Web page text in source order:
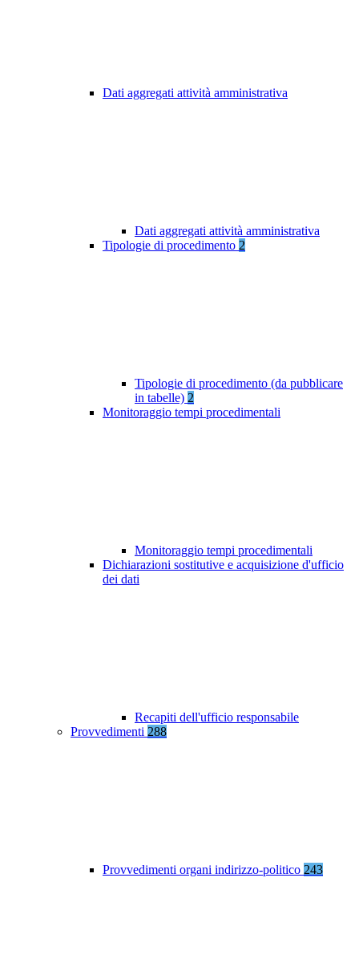
Dati aggregati attività amministrativa
Dati aggregati attività amministrativa
Tipologie di procedimento 2
Tipologie di procedimento (da pubblicare
in tabelle) 2
Monitoraggio tempi procedimentali
Monitoraggio tempi procedimentali
Dichiarazioni sostitutive e acquisizione d'ufficio
dei dati
Recapiti dell'ufficio responsabile
Provvedimenti 288
Provvedimenti organi indirizzo-politico 243